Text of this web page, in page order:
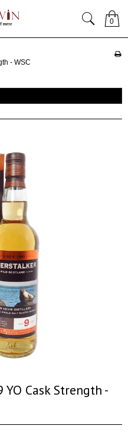
0
- WSC
Cask Strength -